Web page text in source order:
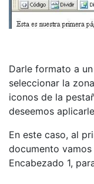
Darle formato a
seleccionar la
iconos de la
deseemos
En este caso, al
documento
Encabezado 1,